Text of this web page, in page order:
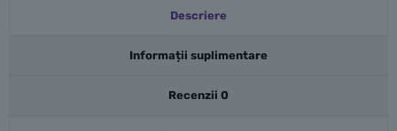
Descriere
Informații suplimentare
Recenzii 0